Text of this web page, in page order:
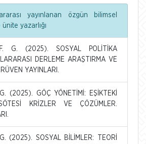
yayınlanan özgün bilimsel
yazarlığı
G. (2025). SOSYAL POLİTİKA
DERLEME ARAŞTIRMA VE
YAYINLARI.
(2025). GÖÇ YÖNETİMİ: EŞİKTEKİ
KRİZLER VE ÇÖZÜMLER.
(2025). SOSYAL BİLİMLER: TEORİ